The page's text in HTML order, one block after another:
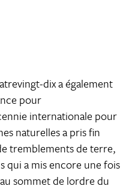
dix a également
pour
internationale pour
naturelles a pris fin
tremblements de terre,
qui a mis encore une fois
sommet de lordre du